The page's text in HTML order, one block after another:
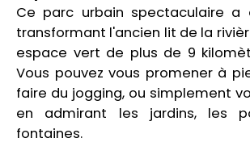
Ce parc urbain spectaculaire a
transformant l'ancien lit de la
espace vert de plus de 9
Vous pouvez vous promener à
faire du jogging, ou simplement
en admirant les jardins, les
fontaines.